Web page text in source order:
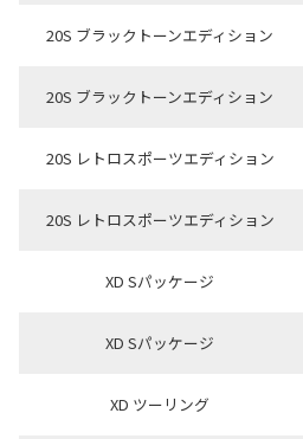
20S ブラックトーンエディション
20S ブラックトーンエディション
20S レトロスポーツエディション
20S レトロスポーツエディション
XD Sパッケージ
XD Sパッケージ
XD ツーリング